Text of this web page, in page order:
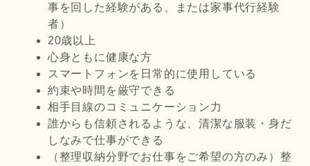
事を回した経験がある、または家事代行経験
者）
20歳以上
心身ともに健康な方
スマートフォンを日常的に使用している
約束や時間を厳守できる
相手目線のコミュニケーション力
誰からも信頼されるような、清潔な服装・身だ
しなみで仕事ができる
（整理収納分野でお仕事をご希望の方のみ）整